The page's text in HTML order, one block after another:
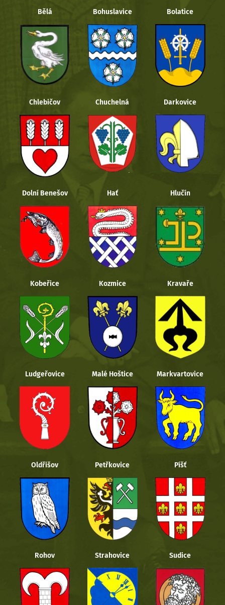
Bělá Bohuslavice Bolatice
Chlebičov Chuchelná Darkovice
Dolní Benešov Hať Hlučín
Kobeřice Kozmice Kravaře
Ludgeřovice Malé Hoštice Markvartovice
Oldřišov Petřkovice Píšť
Rohov Strahovice Sudice